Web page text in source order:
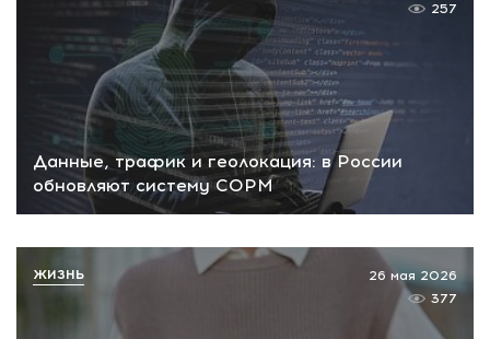
Данные, трафик и геолокация: в России
обновляют систему СОРМ
257
26 мая 2026
377
ЖИЗНЬ